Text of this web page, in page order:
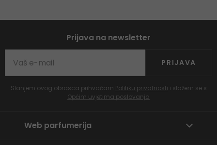
Prijava na newsletter
PRIJAVA
Slanjem ovog obrasca prihvaćam Politiku privatnosti i slažem se s
Općim uvjetima poslovanja
Web parfumerija